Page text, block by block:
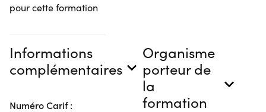
pour cette formation
Informations
complémentaires
Numéro Carif :
Organisme
porteur de
la
formation